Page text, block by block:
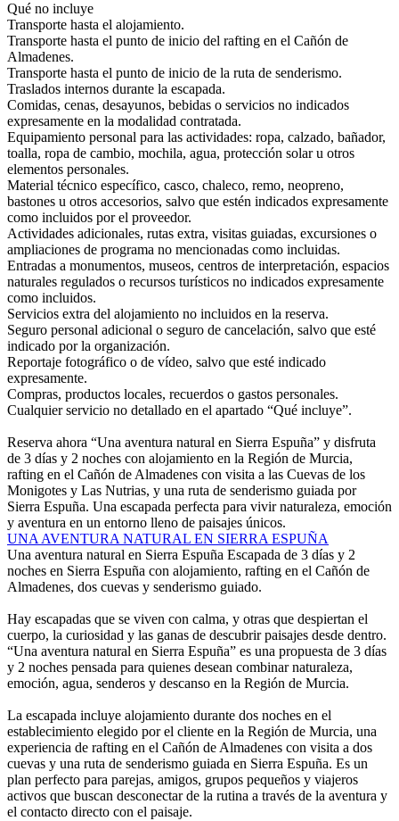
Qué no incluye
Transporte hasta el alojamiento.
Transporte hasta el punto de inicio del rafting en el Cañón de
Almadenes.
Transporte hasta el punto de inicio de la ruta de senderismo.
Traslados internos durante la escapada.
Comidas, cenas, desayunos, bebidas o servicios no indicados
expresamente en la modalidad contratada.
Equipamiento personal para las actividades: ropa, calzado, bañador,
toalla, ropa de cambio, mochila, agua, protección solar u otros
elementos personales.
Material técnico específico, casco, chaleco, remo, neopreno,
bastones u otros accesorios, salvo que estén indicados expresamente
como incluidos por el proveedor.
Actividades adicionales, rutas extra, visitas guiadas, excursiones o
ampliaciones de programa no mencionadas como incluidas.
Entradas a monumentos, museos, centros de interpretación, espacios
naturales regulados o recursos turísticos no indicados expresamente
como incluidos.
Servicios extra del alojamiento no incluidos en la reserva.
Seguro personal adicional o seguro de cancelación, salvo que esté
indicado por la organización.
Reportaje fotográfico o de vídeo, salvo que esté indicado
expresamente.
Compras, productos locales, recuerdos o gastos personales.
Cualquier servicio no detallado en el apartado “Qué incluye”.
Reserva ahora “Una aventura natural en Sierra Espuña” y disfruta
de 3 días y 2 noches con alojamiento en la Región de Murcia,
rafting en el Cañón de Almadenes con visita a las Cuevas de los
Monigotes y Las Nutrias, y una ruta de senderismo guiada por
Sierra Espuña. Una escapada perfecta para vivir naturaleza, emoción
y aventura en un entorno lleno de paisajes únicos.
UNA AVENTURA NATURAL EN SIERRA ESPUÑA
Una aventura natural en Sierra Espuña Escapada de 3 días y 2
noches en Sierra Espuña con alojamiento, rafting en el Cañón de
Almadenes, dos cuevas y senderismo guiado.
Hay escapadas que se viven con calma, y otras que despiertan el
cuerpo, la curiosidad y las ganas de descubrir paisajes desde dentro.
“Una aventura natural en Sierra Espuña” es una propuesta de 3 días
y 2 noches pensada para quienes desean combinar naturaleza,
emoción, agua, senderos y descanso en la Región de Murcia.
La escapada incluye alojamiento durante dos noches en el
establecimiento elegido por el cliente en la Región de Murcia, una
experiencia de rafting en el Cañón de Almadenes con visita a dos
cuevas y una ruta de senderismo guiada en Sierra Espuña. Es un
plan perfecto para parejas, amigos, grupos pequeños y viajeros
activos que buscan desconectar de la rutina a través de la aventura y
el contacto directo con el paisaje.